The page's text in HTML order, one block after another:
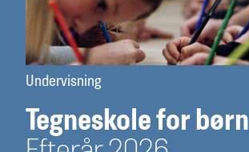
Undervisning
Tegneskole for børn